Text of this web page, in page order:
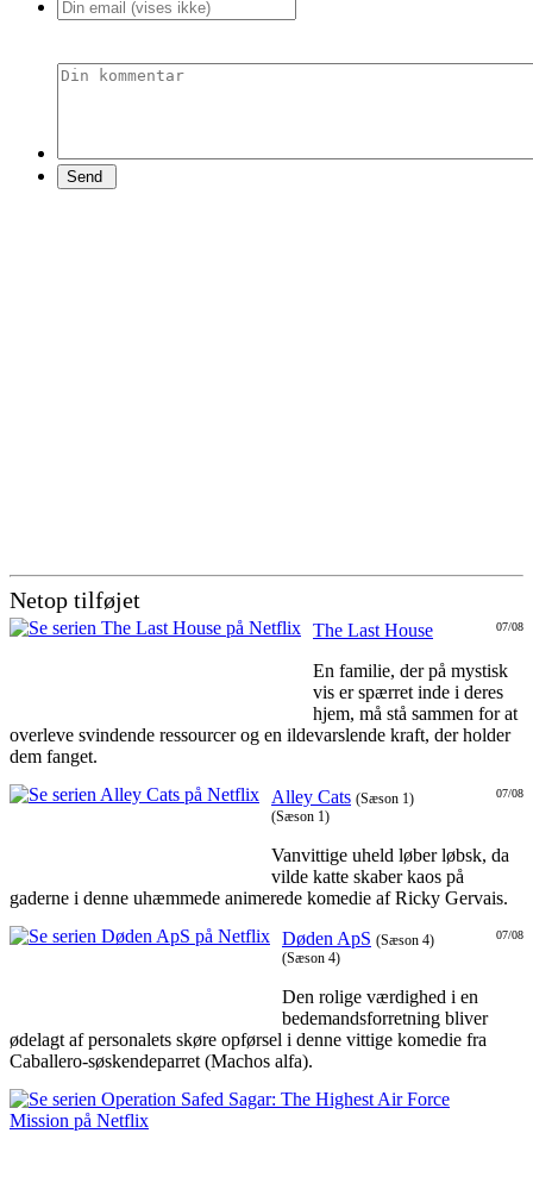
Netop tilføjet
07/08
The Last House
En familie, der på mystisk
vis er spærret inde i deres
hjem, må stå sammen for at
overleve svindende ressourcer og en ildevarslende kraft, der holder
dem fanget.
07/08
Alley Cats (Sæson 1)
(Sæson 1)
Vanvittige uheld løber løbsk, da
vilde katte skaber kaos på
gaderne i denne uhæmmede animerede komedie af Ricky Gervais.
07/08
Døden ApS (Sæson 4)
(Sæson 4)
Den rolige værdighed i en
bedemandsforretning bliver
ødelagt af personalets skøre opførsel i denne vittige komedie fra
Caballero-søskendeparret (Machos alfa).